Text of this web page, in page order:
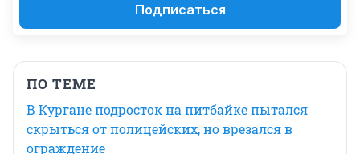
Подписаться
ПО ТЕМЕ
В Кургане подросток на питбайке пытался
скрыться от полицейских, но врезался в
ограждение